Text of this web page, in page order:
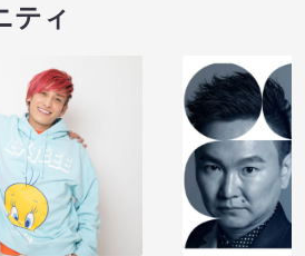
ティ